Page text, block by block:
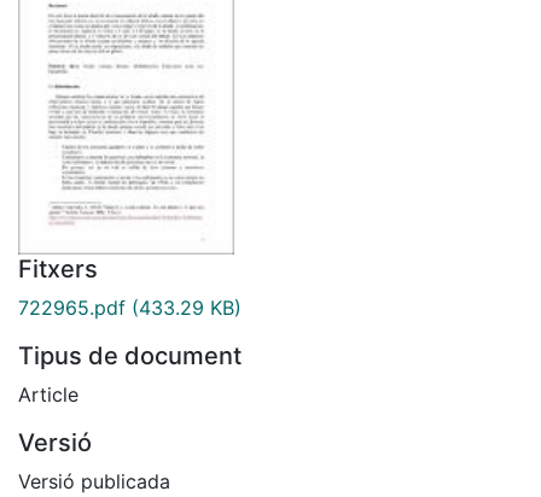
Fitxers
722965.pdf (433.29 KB)
Tipus de document
Article
Versió
Versió publicada